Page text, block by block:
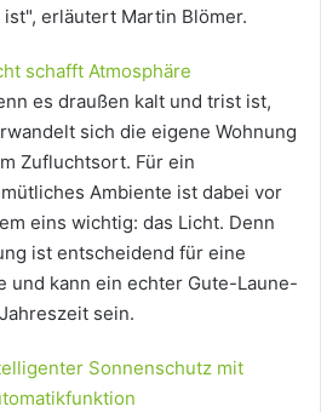
erläutert Martin Blömer.
schafft Atmosphäre
es draußen kalt und trist ist,
sich die eigene Wohnung
Zufluchtsort. Für ein
Ambiente ist dabei vor
eins wichtig: das Licht. Denn
ist entscheidend für eine
und kann ein echter Gute-Laune-
sein.
Sonnenschutz mit